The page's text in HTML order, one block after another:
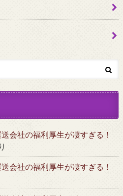
会社の福利厚生が凄すぎる！
会社の福利厚生が凄すぎる！